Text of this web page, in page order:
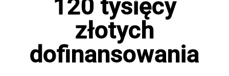
120 tysięcy
złotych
dofinansowania